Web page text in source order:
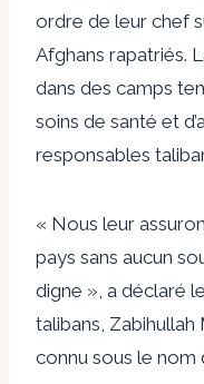
ordre de leur chef
Afghans rapatriés.
dans des camps
soins de santé et
responsables
« Nous leur
pays sans aucun
digne », a déclaré
talibans, Zabihullah
connu sous le nom